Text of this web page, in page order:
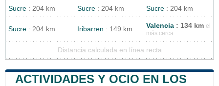
Sucre : 204 km Sucre : 204 km Sucre : 204 km
Sucre : 204 km Iribarren : 149 km Valencia : 134 km el
más cerca
Distancia calculada en línea recta
ACTIVIDADES Y OCIO EN LOS